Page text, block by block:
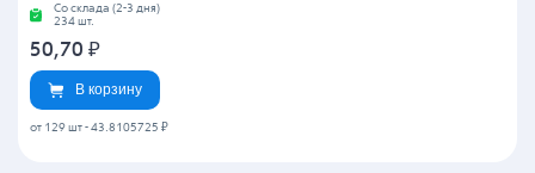
Со склада (2-3 дня)
234 шт.
50,70 ₽
В корзину
от 129 шт - 43.8105725 ₽